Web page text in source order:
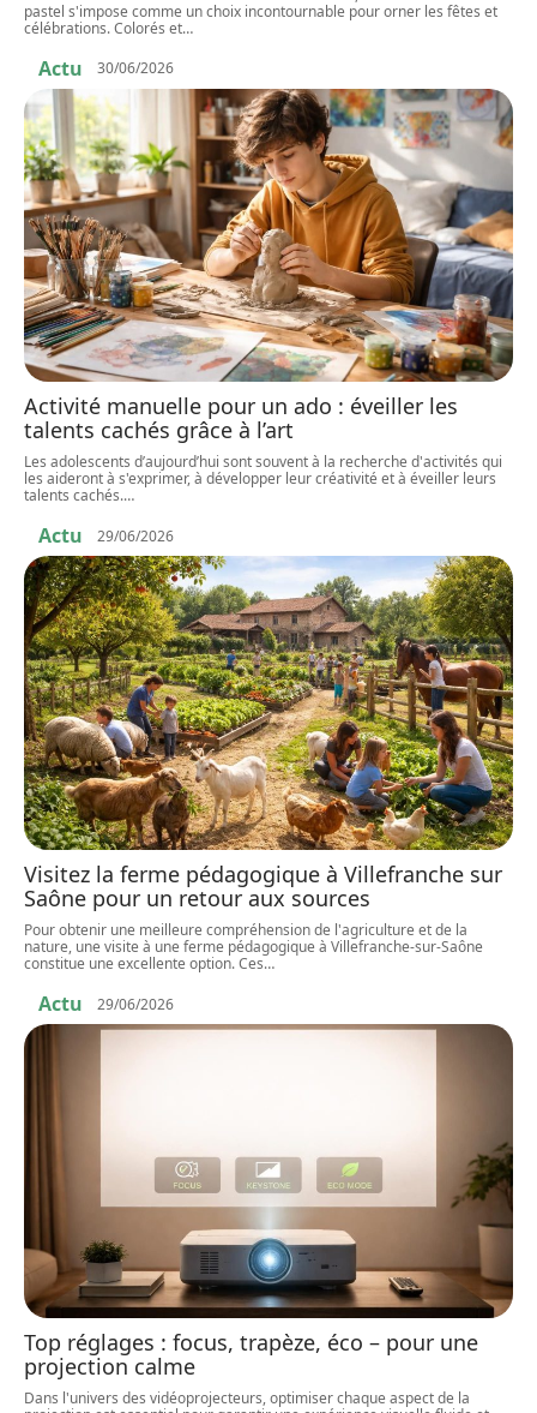
pastel s'impose comme un choix incontournable pour orner les fêtes et
célébrations. Colorés et…
Actu 30/06/2026
Activité manuelle pour un ado : éveiller les
talents cachés grâce à l’art
Les adolescents d’aujourd’hui sont souvent à la recherche d'activités qui
les aideront à s'exprimer, à développer leur créativité et à éveiller leurs
talents cachés.…
Actu 29/06/2026
Visitez la ferme pédagogique à Villefranche sur
Saône pour un retour aux sources
Pour obtenir une meilleure compréhension de l'agriculture et de la
nature, une visite à une ferme pédagogique à Villefranche-sur-Saône
constitue une excellente option. Ces…
Actu 29/06/2026
Top réglages : focus, trapèze, éco – pour une
projection calme
Dans l'univers des vidéoprojecteurs, optimiser chaque aspect de la